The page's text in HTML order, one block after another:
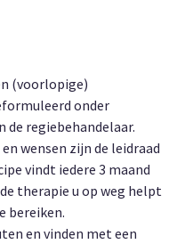
(voorlopige)
onder
regiebehandelaar.
wensen zijn de leidraad
vindt iedere 3 maand
therapie u op weg helpt
bereiken.
en vinden met een